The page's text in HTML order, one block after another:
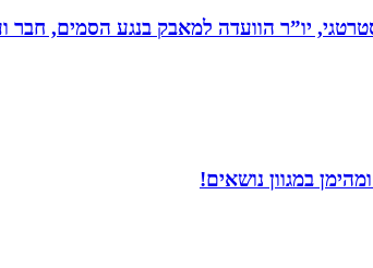
יו”ר הוועדה למאבק בנגע הסמים, חבר
במגוון נושאים!